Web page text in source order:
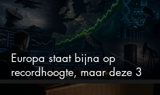
Europa staat bijna op
recordhoogte, maar deze 3
sectoren vallen nu op